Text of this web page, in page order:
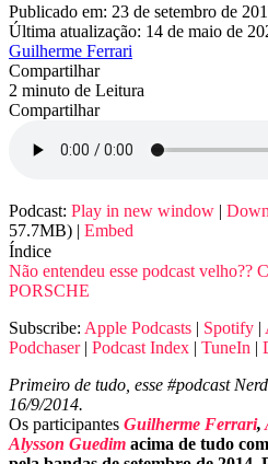
Publicado em: 23 de setembro de
Última atualização: 14 de maio de
Guilherme Ferrari
Compartilhar
2 minuto de Leitura
Compartilhar
Podcast: Play in new window |
57.7MB) | Embed
Índice
Não entendeu esse podcast velho??
PORSCHE
Subscribe: Apple Podcasts | Spotify |
Podchaser| Podcast Index | TuneIn |
Primeiro de tudo, esse #podcast
16/9/2014.
Os participantes Guilherme Ferrari,
Alysson Guedim acima de tudo